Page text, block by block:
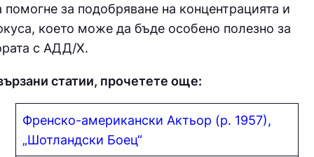
помогне за подобряване на концентрацията и
което може да бъде особено полезно за
с АДД/Х.
статии, прочетете още:
Френско-американски Актьор (р. 1957),
„Шотландски Боец“